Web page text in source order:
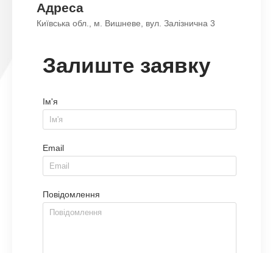
Адреса
Київська обл., м. Вишневе, вул. Залізнична 3
Залиште заявку
Ім'я
Email
Повідомлення